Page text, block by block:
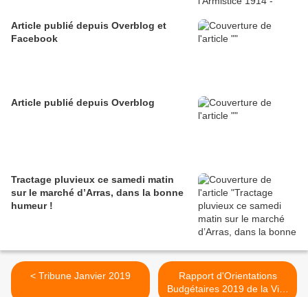
Article publié depuis Overblog et
Facebook
Article publié depuis Overblog
Tractage pluvieux ce samedi matin
sur le marché d’Arras, dans la bonne
humeur !
< Tribune Janvier 2019
Rapport d'Orientations
Budgétaires 2019 de la Ville